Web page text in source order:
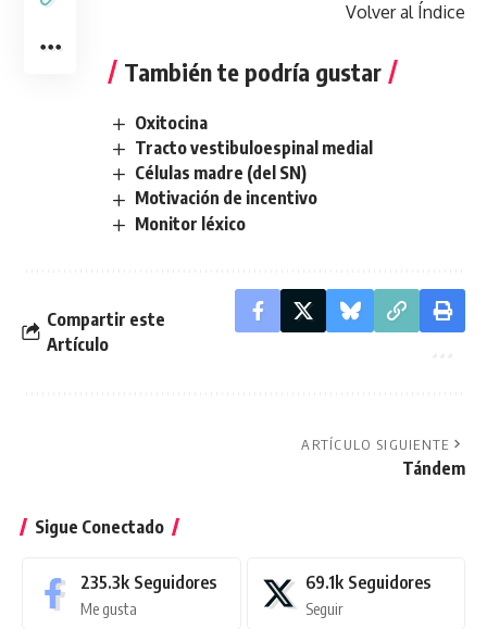
Volver al Índice
También te podría gustar
Oxitocina
Tracto vestibuloespinal medial
Células madre (del SN)
Motivación de incentivo
Monitor léxico
Compartir este
Artículo
ARTÍCULO SIGUIENTE
Tándem
Sigue Conectado
235.3k Seguidores
Me gusta
69.1k Seguidores
Seguir